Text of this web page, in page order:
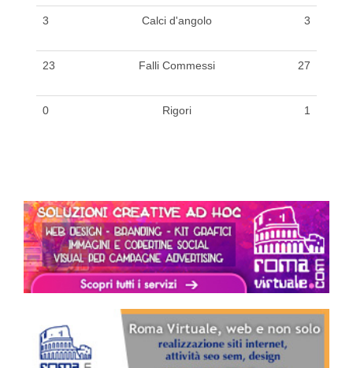
3 Calci d'angolo 3
23 Falli Commessi 27
0 Rigori 1